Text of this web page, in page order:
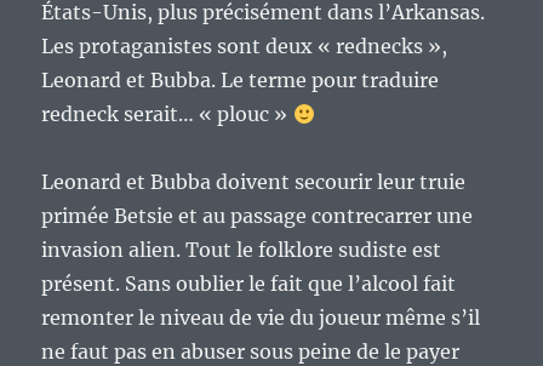
États-Unis, plus précisément dans l’Arkansas.
Les protaganistes sont deux « rednecks »,
Leonard et Bubba. Le terme pour traduire
redneck serait… « plouc »
Leonard et Bubba doivent secourir leur truie
primée Betsie et au passage contrecarrer une
invasion alien. Tout le folklore sudiste est
présent. Sans oublier le fait que l’alcool fait
remonter le niveau de vie du joueur même s’il
ne faut pas en abuser sous peine de le payer